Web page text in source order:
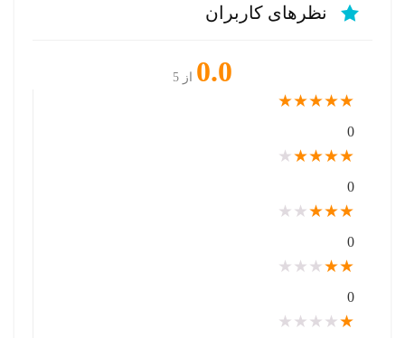
نظرهای کاربران
0.0 از 5
★
★
★
★
★
0
★
★
★
★
★
0
★
★
★
★
★
0
★
★
★
★
★
0
★
★
★
★
★